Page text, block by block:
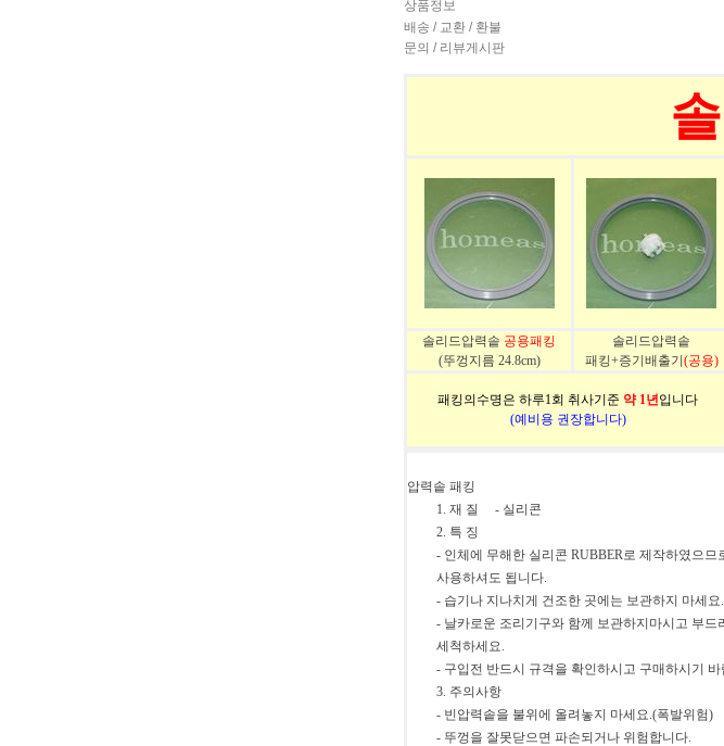
상품정보
배송 / 교환 / 환불
문의 / 리뷰게시판
솔리드압력솥 공용패킹
(뚜껑지름 24.8cm)
솔리드압력솥
패킹+증기배출기 (공용)
패킹의수명은 하루1회 취사기준 약 1년입니다
(예비용 권장합니다)
압력솥 패킹
1. 재 질 - 실리콘
2. 특 징
- 인체에 무해한 실리콘 RUBBER로 제작하였으므
사용하셔도 됩니다.
- 습기나 지나치게 건조한 곳에는 보관하지 마세요.
- 날카로운 조리기구와 함께 보관하지마시고 부드
세척하세요.
- 구입전 반드시 규격을 확인하시고 구매하시기 바
3. 주의사항
- 빈압력솥을 불위에 올려놓지 마세요.(폭발위험)
- 뚜껑을 잘못닫으면 파손되거나 위험합니다.